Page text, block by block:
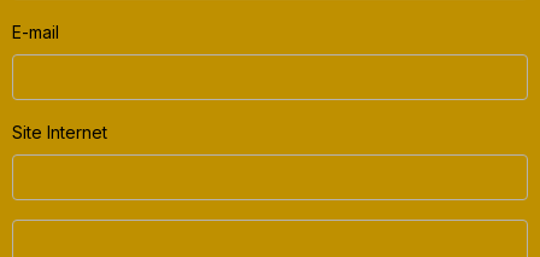
E-mail
Site Internet